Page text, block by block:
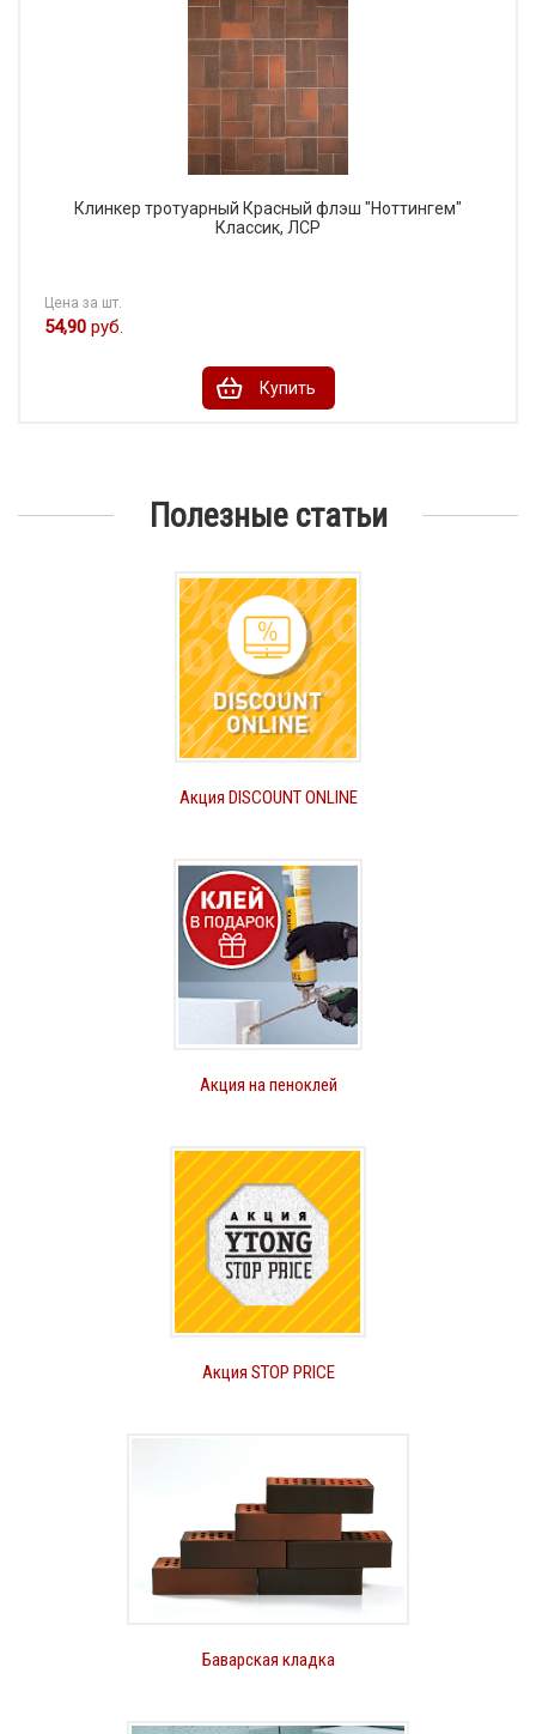
Клинкер тротуарный Красный флэш "Ноттингем"
Классик, ЛСР
Цена за шт.
54,90 руб.
Купить
Полезные статьи
Акция DISCOUNT ONLINE
Акция на пеноклей
Акция STOP PRICE
Баварская кладка